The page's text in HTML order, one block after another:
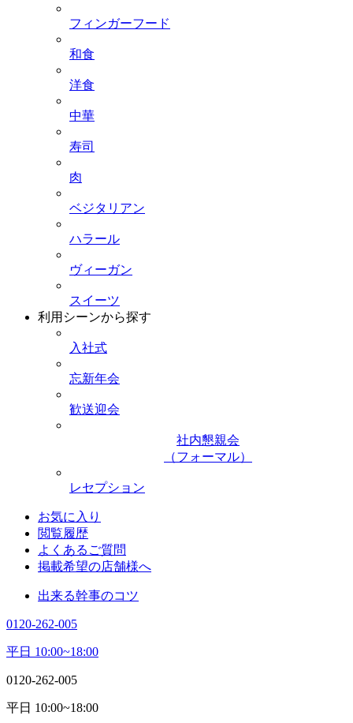
フィンガーフード
和食
洋食
中華
寿司
肉
ベジタリアン
ハラール
ヴィーガン
スイーツ
利用シーンから探す
入社式
忘新年会
歓送迎会
社内懇親会
（フォーマル）
レセプション
お気に入り
閲覧履歴
よくあるご質問
掲載希望の店舗様へ
出来る幹事のコツ
0120-262-005
平日 10:00~18:00
0120-262-005
平日 10:00~18:00